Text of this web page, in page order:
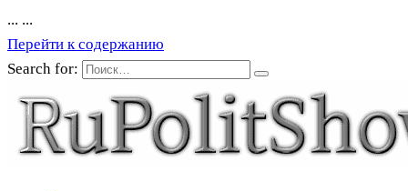
... ...
Перейти к содержанию
Search for: